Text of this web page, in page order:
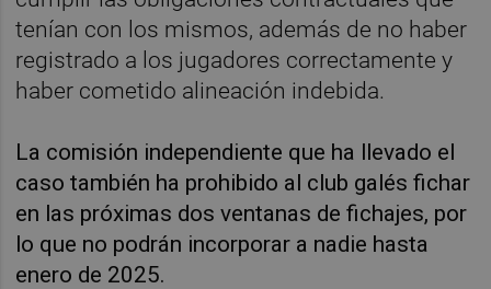
tenían con los mismos, además de no haber
registrado a los jugadores correctamente y
haber cometido alineación indebida.
La comisión independiente que ha llevado el
caso también ha prohibido al club galés fichar
en las próximas dos ventanas de fichajes, por
lo que no podrán incorporar a nadie hasta
enero de 2025.